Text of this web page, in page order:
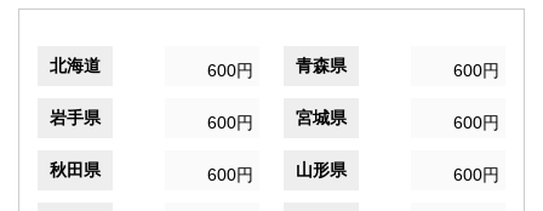
北海道 600円 青森県 600円
岩手県 600円 宮城県 600円
秋田県 600円 山形県 600円